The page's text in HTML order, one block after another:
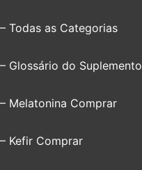
– Todas as Categorias
– Glossário do Suplemento
– Melatonina Comprar
– Kefir Comprar